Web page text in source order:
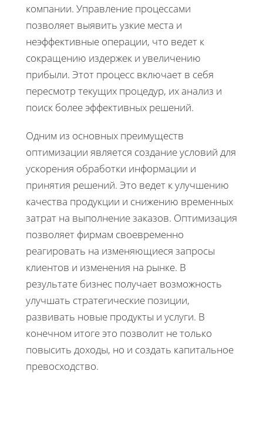
компании. Управление процессами
позволяет выявить узкие места и
неэффективные операции, что ведет к
сокращению издержек и увеличению
прибыли. Этот процесс включает в себя
пересмотр текущих процедур, их анализ и
поиск более эффективных решений.
Одним из основных преимуществ
оптимизации является создание условий для
ускорения обработки информации и
принятия решений. Это ведет к улучшению
качества продукции и снижению временных
затрат на выполнение заказов. Оптимизация
позволяет фирмам своевременно
реагировать на изменяющиеся запросы
клиентов и изменения на рынке. В
результате бизнес получает возможность
улучшать стратегические позиции,
развивать новые продукты и услуги. В
конечном итоге это позволит не только
повысить доходы, но и создать капитальное
превосходство.